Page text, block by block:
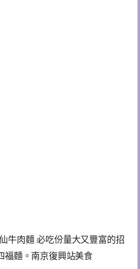
牛肉麵 必吃份量大又豐富的招
福麵。南京復興站美食